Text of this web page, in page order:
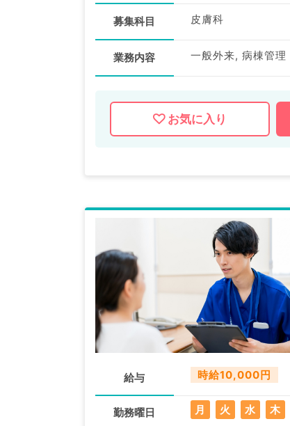
募集科目 皮膚科
業務内容 一般外来, 病棟管理
お気に入り
給与 時給10,000円
勤務曜日 月 火 水 木